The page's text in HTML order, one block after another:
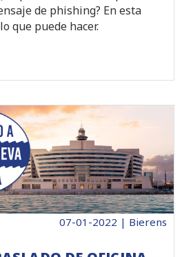
de phishing? En esta
que puede hacer.
07-01-2022 | Bierens